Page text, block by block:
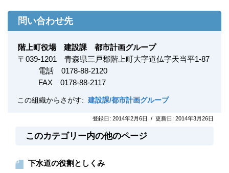
問い合わせ先
階上町役場 建設課 都市計画グループ
〒 039-1201
青森県三戸郡階上町大字道仏字天当平1-87
電話 0178-88-2120
FAX 0178-88-2117
この組織からさがす: 建設課/都市計画グループ
登録日: 2014年2月6日 / 更新日: 2014年3月26日
このカテゴリー内の他のページ
下水道の役割としくみ